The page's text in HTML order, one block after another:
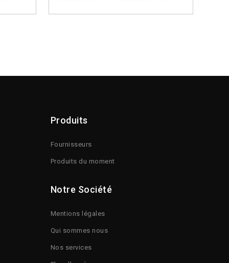
Produits
Fournisseurs
Produits du moment
Notre Société
Mentions légales
Qui sommes nous
Nos services